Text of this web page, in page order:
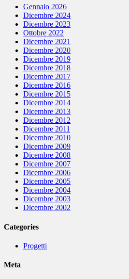
Gennaio 2026
Dicembre 2024
Dicembre 2023
Ottobre 2022
Dicembre 2021
Dicembre 2020
Dicembre 2019
Dicembre 2018
Dicembre 2017
Dicembre 2016
Dicembre 2015
Dicembre 2014
Dicembre 2013
Dicembre 2012
Dicembre 2011
Dicembre 2010
Dicembre 2009
Dicembre 2008
Dicembre 2007
Dicembre 2006
Dicembre 2005
Dicembre 2004
Dicembre 2003
Dicembre 2002
Categories
Progetti
Meta